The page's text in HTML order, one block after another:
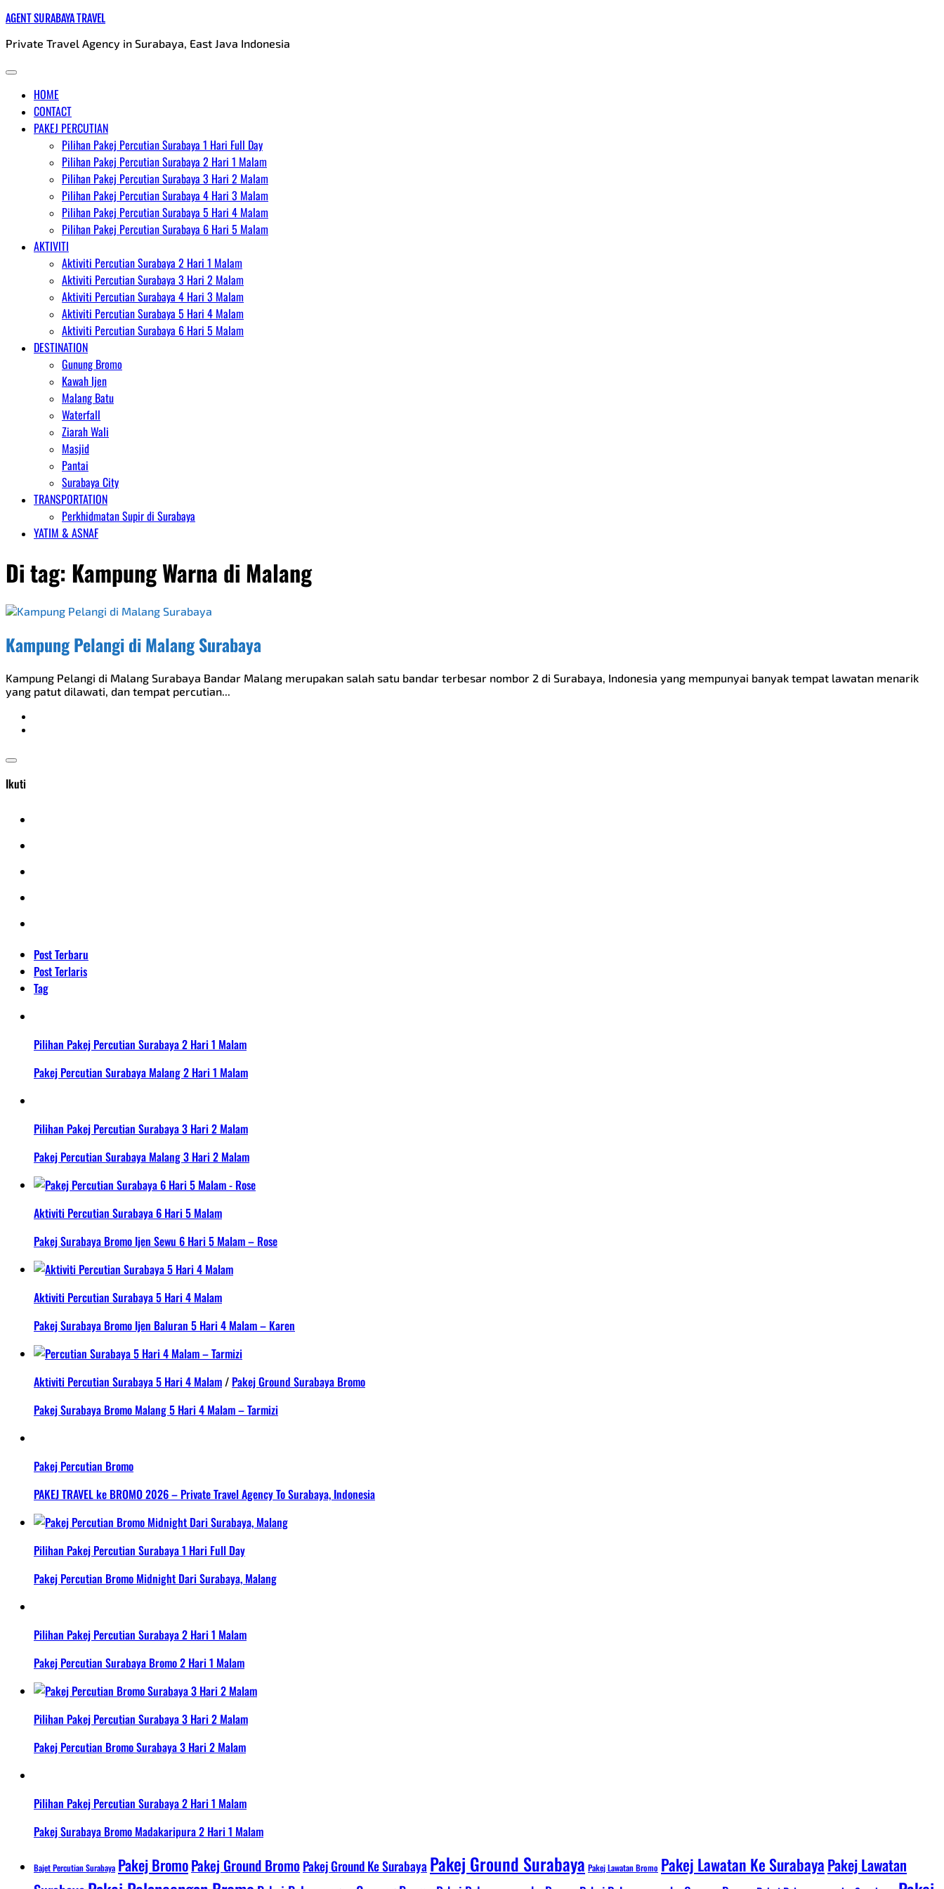
Skip
content
AGENT SURABAYA TRAVEL
Private Travel Agency in Surabaya, East Java Indonesia
HOME
CONTACT
PAKEJ PERCUTIAN
Pilihan Pakej Percutian Surabaya 1 Hari Full Day
Pilihan Pakej Percutian Surabaya 2 Hari 1 Malam
Pilihan Pakej Percutian Surabaya 3 Hari 2 Malam
Pilihan Pakej Percutian Surabaya 4 Hari 3 Malam
Pilihan Pakej Percutian Surabaya 5 Hari 4 Malam
Pilihan Pakej Percutian Surabaya 6 Hari 5 Malam
AKTIVITI
Aktiviti Percutian Surabaya 2 Hari 1 Malam
Aktiviti Percutian Surabaya 3 Hari 2 Malam
Aktiviti Percutian Surabaya 4 Hari 3 Malam
Aktiviti Percutian Surabaya 5 Hari 4 Malam
Aktiviti Percutian Surabaya 6 Hari 5 Malam
DESTINATION
Gunung Bromo
Kawah Ijen
Malang Batu
Waterfall
Ziarah Wali
Masjid
Pantai
Surabaya City
TRANSPORTATION
Perkhidmatan Supir di Surabaya
YATIM & ASNAF
Di tag: Kampung Warna di Malang
Kampung Pelangi di Malang Surabaya
Kampung Pelangi di Malang Surabaya Bandar Malang merupakan salah satu bandar terbesar nombor 2 di Surabaya, Indonesia yang mempunyai banyak tempat lawatan menarik
yang patut dilawati, dan tempat percutian...
Ikuti
Post Terbaru
Post Terlaris
Tag
Pilihan Pakej Percutian Surabaya 2 Hari 1 Malam
Pakej Percutian Surabaya Malang 2 Hari 1 Malam
Pilihan Pakej Percutian Surabaya 3 Hari 2 Malam
Pakej Percutian Surabaya Malang 3 Hari 2 Malam
Aktiviti Percutian Surabaya 6 Hari 5 Malam
Pakej Surabaya Bromo Ijen Sewu 6 Hari 5 Malam – Rose
Aktiviti Percutian Surabaya 5 Hari 4 Malam
Pakej Surabaya Bromo Ijen Baluran 5 Hari 4 Malam – Karen
Aktiviti Percutian Surabaya 5 Hari 4 Malam/ Pakej Ground Surabaya Bromo
Pakej Surabaya Bromo Malang 5 Hari 4 Malam – Tarmizi
Pakej Percutian Bromo
PAKEJ TRAVEL ke BROMO 2026 – Private Travel Agency To Surabaya, Indonesia
Pilihan Pakej Percutian Surabaya 1 Hari Full Day
Pakej Percutian Bromo Midnight Dari Surabaya, Malang
Pilihan Pakej Percutian Surabaya 2 Hari 1 Malam
Pakej Percutian Surabaya Bromo 2 Hari 1 Malam
Pilihan Pakej Percutian Surabaya 3 Hari 2 Malam
Pakej Percutian Bromo Surabaya 3 Hari 2 Malam
Pilihan Pakej Percutian Surabaya 2 Hari 1 Malam
Pakej Surabaya Bromo Madakaripura 2 Hari 1 Malam
Bajet Percutian Surabaya Pakej BromoPakej Ground BromoPakej Ground Ke Surabaya Pakej Ground Surabaya Pakej Lawatan Bromo Pakej Lawatan Ke SurabayaPakej Lawatan